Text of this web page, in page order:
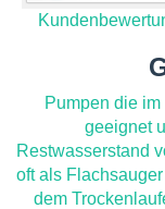
Pumpen die
geeignet
Restwasserstand
oft als
dem